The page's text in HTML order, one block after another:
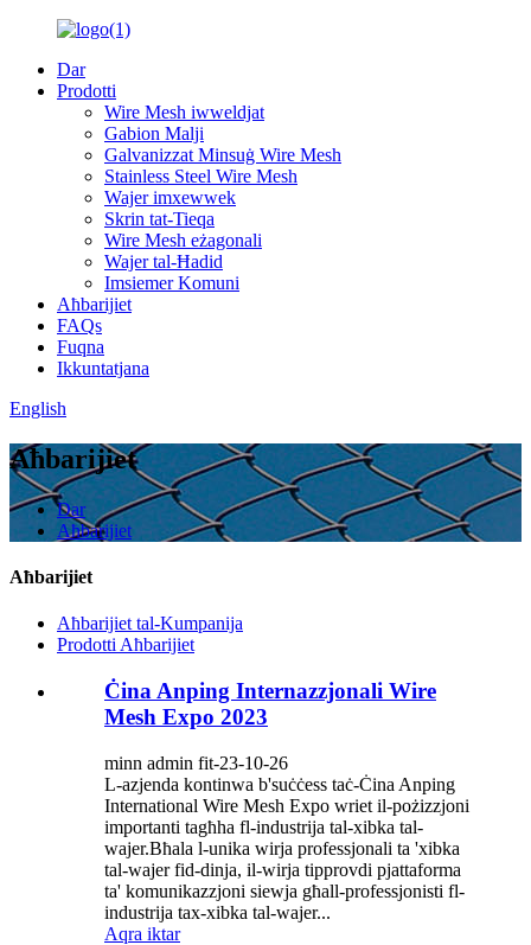
Dar
Prodotti
Wire Mesh iwweldjat
Gabion Malji
Galvanizzat Minsuġ Wire Mesh
Stainless Steel Wire Mesh
Wajer imxewwek
Skrin tat-Tieqa
Wire Mesh eżagonali
Wajer tal-Ħadid
Imsiemer Komuni
Aħbarijiet
FAQs
Fuqna
Ikkuntatjana
English
Aħbarijiet
Dar
Aħbarijiet
Aħbarijiet
Aħbarijiet tal-Kumpanija
Prodotti Aħbarijiet
Ċina Anping Internazzjonali Wire
Mesh Expo 2023
minn admin fit-23-10-26
L-azjenda kontinwa b'suċċess taċ-Ċina Anping
International Wire Mesh Expo wriet il-pożizzjoni
importanti tagħha fl-industrija tal-xibka tal-
wajer.Bħala l-unika wirja professjonali ta 'xibka
tal-wajer fid-dinja, il-wirja tipprovdi pjattaforma
ta' komunikazzjoni siewja għall-professjonisti fl-
industrija tax-xibka tal-wajer...
Aqra iktar